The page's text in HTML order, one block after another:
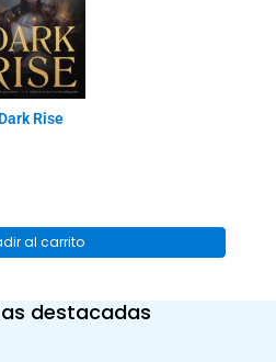
Dark Rise
al carrito
destacadas